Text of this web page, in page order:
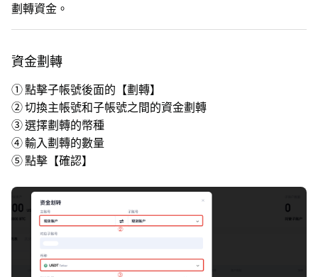
劃轉資金。
資金劃轉
① 點擊子帳號後面的【劃轉】
② 切換主帳號和子帳號之間的資金劃轉
③ 選擇劃轉的幣種
④ 輸入劃轉的數量
⑤ 點擊【確認】